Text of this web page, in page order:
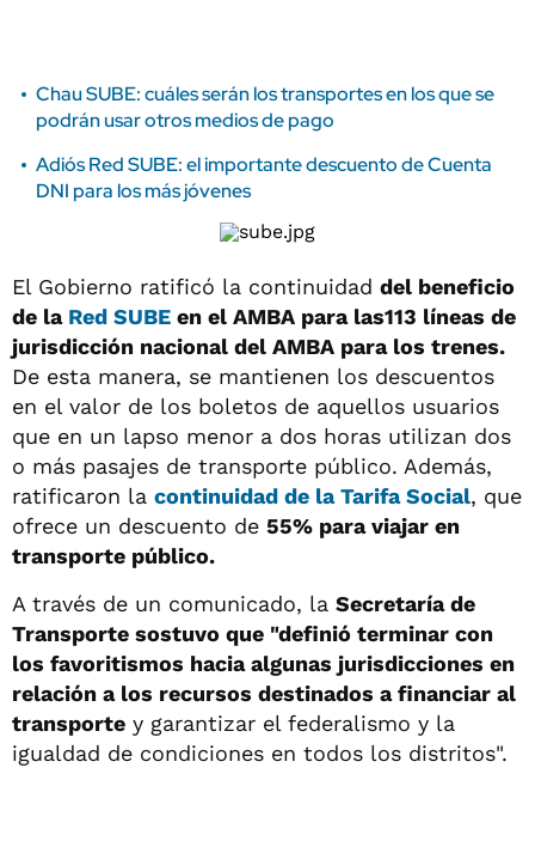
Chau SUBE: cuáles serán los transportes en los que se
podrán usar otros medios de pago
Adiós Red SUBE: el importante descuento de Cuenta
DNI para los más jóvenes
El Gobierno ratificó la continuidad del beneficio
de la Red SUBE en el AMBA para las113 líneas de
jurisdicción nacional del AMBA para los trenes.
De esta manera, se mantienen los descuentos
en el valor de los boletos de aquellos usuarios
que en un lapso menor a dos horas utilizan dos
o más pasajes de transporte público. Además,
ratificaron la continuidad de laTarifa Social, que
ofrece un descuento de 55% para viajar en
transporte público.
A través de un comunicado, la Secretaría de
Transporte sostuvo que "definió terminar con
los favoritismos hacia algunas jurisdicciones en
relación a los recursos destinados a financiar al
transporte y garantizar el federalismo y la
igualdad de condiciones en todos los distritos".